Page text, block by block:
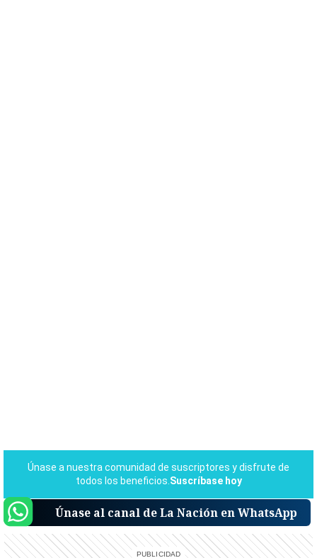
Únase al canal de La Nación en WhatsApp